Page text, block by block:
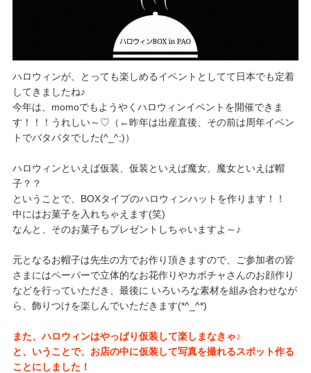
ハロウィンが、とっても楽しめるイベントとしてて日本でも定着
してきましたね♪
今年は、momoでもようやくハロウィンイベントを開催できま
す！！！うれしい～♡（←昨年は出産直後、その前は周年イベン
トでバタバタでした(^_^;)）
ハロウィンといえば仮装、仮装といえば魔女、魔女といえば帽
子？？
ということで、BOXタイプのハロウィンハットを作ります！！
中にはお菓子を入れちゃえます(笑)
なんと、そのお菓子もプレゼントしちゃいますよ～♪
元となるお帽子は先生の方でお作り頂きますので、ご参加者の皆
さまにはペーパーで立体的なお花作りやカボチャさんのお顔作り
などを行っていただき、最後に いろいろな素材を組み合わせなが
ら、飾りつけを楽しんでいただきます(*^_^*)
また、ハロウィンはやっぱり仮装して楽しまなきゃ♪
と、いうことで、お店の中に仮装して写真を撮れるスポッ ト作る
ことにしました！